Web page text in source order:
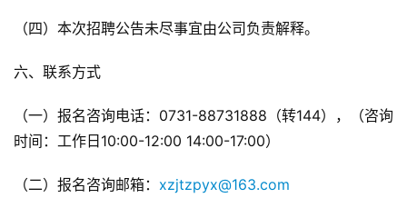
（四）本次招聘公告未尽事宜由公司负责解释。
六、联系方式
（一）报名咨询电话：0731-88731888（转144），（咨询
时间：工作日10:00-12:00 14:00-17:00）
（二）报名咨询邮箱： xzjtzpyx@163.com